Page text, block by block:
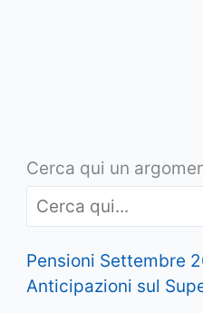
Cerca qui un
Pensioni Settembre
Anticipazioni sul